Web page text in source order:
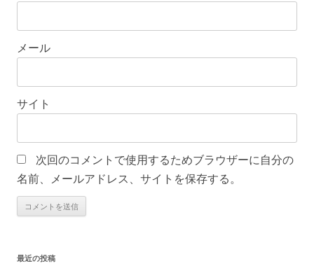
メール
サイト
次回のコメントで使用するためブラウザーに自分の
名前、メールアドレス、サイトを保存する。
最近の投稿